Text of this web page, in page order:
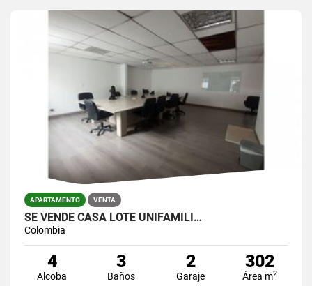
APARTAMENTO VENTA
SE VENDE CASA LOTE UNIFAMILI…
Colombia
4
Alcoba
3
Baños
2
Garaje
302
Área m2